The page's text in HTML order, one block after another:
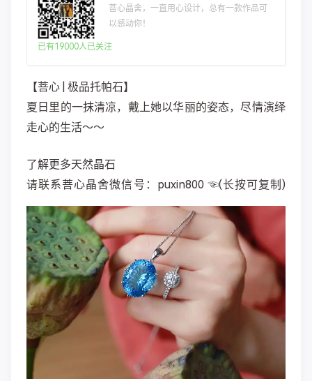
菩心晶舍，一直用心设计，总有一款作品可
以感动你！
已有19000人已关注
【菩心 | 极品托帕石】
夏日里的一抹清凉，戴上她以华丽的姿态，尽情演绎
走心的生活～～
了解更多天然晶石
请联系菩心晶舍微信号：puxin800 ☜(长按可复制)